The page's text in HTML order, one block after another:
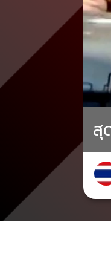
สุ